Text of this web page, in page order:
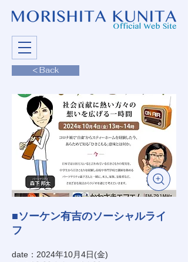
< Back
■ソーケン有吉のソーシャルライ
フ
date：2024年10月4日(金)